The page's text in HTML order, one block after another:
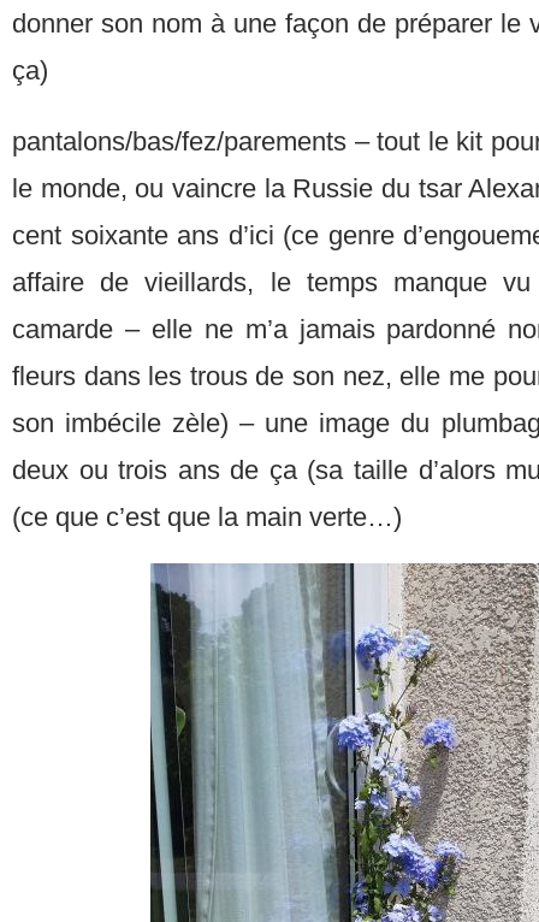
donner son nom à une façon de préparer le
ça)
pantalons/bas/fez/parements – tout le kit
le monde, ou vaincre la Russie du tsar
cent soixante ans d’ici (ce genre
affaire de vieillards, le temps manque
camarde – elle ne m’a jamais pardonné
fleurs dans les trous de son nez, elle me
son imbécile zèle) – une image du
deux ou trois ans de ça (sa taille d’alors
(ce que c’est que la main verte…)